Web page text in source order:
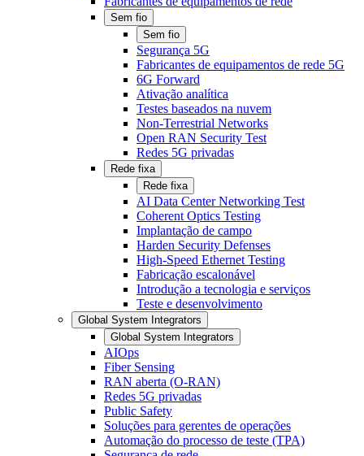
Sem fio
Sem fio
Segurança 5G
Fabricantes de equipamentos de rede 5G
6G Forward
Ativação analítica
Testes baseados na nuvem
Non-Terrestrial Networks
Open RAN Security Test
Redes 5G privadas
Rede fixa
Rede fixa
AI Data Center Networking Test
Coherent Optics Testing
Implantação de campo
Harden Security Defenses
High-Speed Ethernet Testing
Fabricação escalonável
Introdução a tecnologia e serviços
Teste e desenvolvimento
Global System Integrators
Global System Integrators
AIOps
Fiber Sensing
RAN aberta (O-RAN)
Redes 5G privadas
Public Safety
Soluções para gerentes de operações
Automação do processo de teste (TPA)